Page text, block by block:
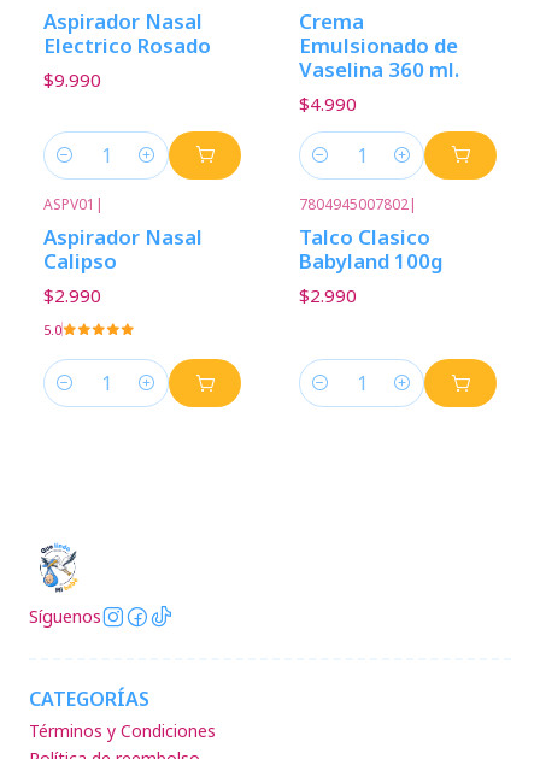
Aspirador Nasal
Electrico Rosado
$9.990
Cantidad
Crema
Emulsionado de
Vaselina 360 ml.
$4.990
Cantidad
ASPV01 |
Aspirador Nasal
Calipso
$2.990
5.0
Cantidad
7804945007802|
Talco Clasico
Babyland 100g
$2.990
Cantidad
Síguenos
CATEGORÍAS
Términos y Condiciones